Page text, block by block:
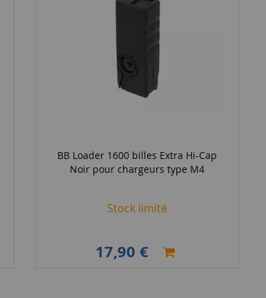
BB Loader 1600 billes Extra Hi-Cap
Noir pour chargeurs type M4
Stock limité
17,90 €